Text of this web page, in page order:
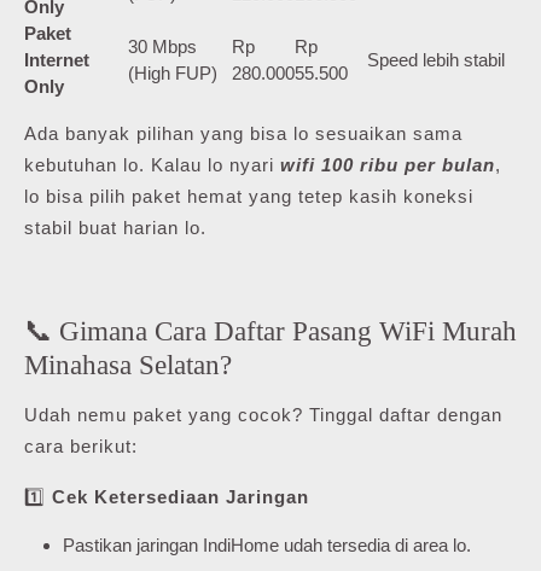
Only
Paket
Internet
Only
30 Mbps
(High FUP)
Rp
280.000
Rp
55.500
Speed lebih stabil
Ada banyak pilihan yang bisa lo sesuaikan sama
kebutuhan lo. Kalau lo nyari wifi 100 ribu per bulan,
lo bisa pilih paket hemat yang tetep kasih koneksi
stabil buat harian lo.
📞 Gimana Cara Daftar Pasang WiFi Murah
Minahasa Selatan?
Udah nemu paket yang cocok? Tinggal daftar dengan
cara berikut:
1️⃣ Cek Ketersediaan Jaringan
Pastikan jaringan IndiHome udah tersedia di area lo.